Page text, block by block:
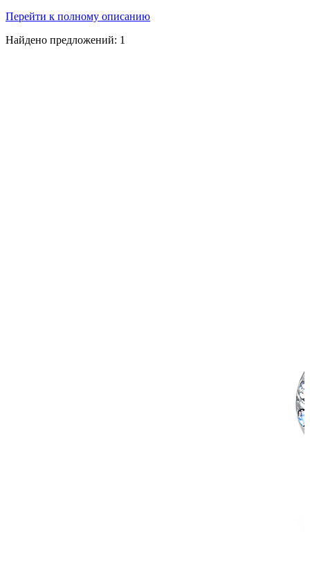
Перейти к полному описанию
Найдено предложений: 1